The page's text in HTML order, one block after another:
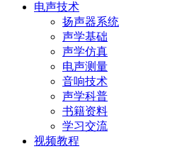
电声技术
扬声器系统
声学基础
声学仿真
电声测量
音响技术
声学科普
书籍资料
学习交流
视频教程